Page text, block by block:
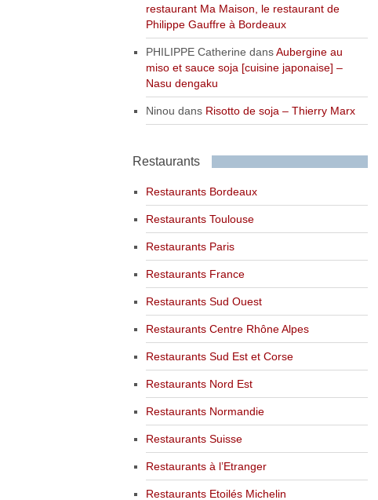
restaurant Ma Maison, le restaurant de
Philippe Gauffre à Bordeaux
PHILIPPE Catherine dansAubergine au
miso et sauce soja [cuisine japonaise] –
Nasu dengaku
Ninou dans Risotto de soja – Thierry Marx
Restaurants
Restaurants Bordeaux
Restaurants Toulouse
Restaurants Paris
Restaurants France
Restaurants Sud Ouest
Restaurants Centre Rhône Alpes
Restaurants Sud Est et Corse
Restaurants Nord Est
Restaurants Normandie
Restaurants Suisse
Restaurants à l’Etranger
Restaurants Etoilés Michelin